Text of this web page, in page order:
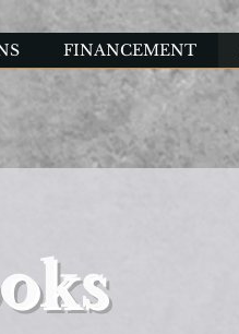
FINANCEMENT